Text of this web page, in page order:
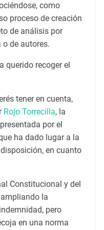
como
proceso de creación
de análisis por
de autores.
querido recoger el
tener en cuenta,
Rojo Torrecilla, la
por el
ha dado lugar a la
en cuanto
Constitucional y del
la
pero
en una norma